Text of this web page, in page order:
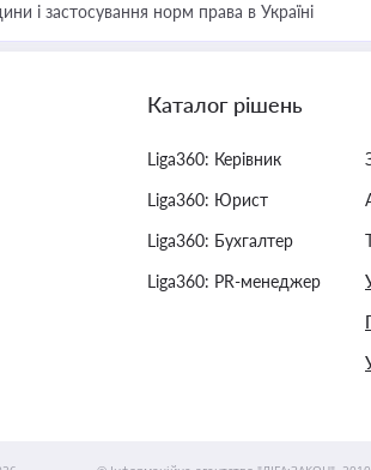
і застосування норм права в Україні
Каталог рішень
Liga360: Керівник
Liga360: Юрист
Liga360: Бухгалтер
Liga360: PR-менеджер